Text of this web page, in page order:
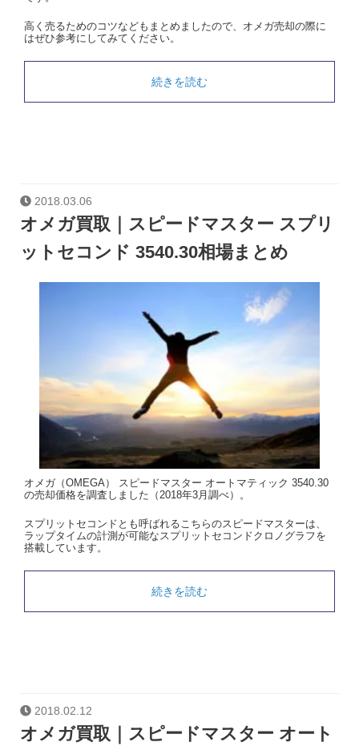
高く売るためのコツなどもまとめましたので、オメガ売却の際に
はぜひ参考にしてみてください。
続きを読む
2018.03.06
オメガ買取｜スピードマスター スプリ
ットセコンド 3540.30相場まとめ
オメガ（OMEGA） スピードマスター オートマティック 3540.30
の売却価格を調査しました（2018年3月調べ）。
スプリットセコンドとも呼ばれるこちらのスピードマスターは、
ラップタイムの計測が可能なスプリットセコンドクロノグラフを
搭載しています。
続きを読む
2018.02.12
オメガ買取｜スピードマスター オート